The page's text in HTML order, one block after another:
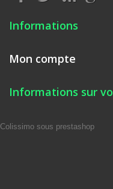
Informations
Mon compte
Informations sur
Colissimo sous prestashop